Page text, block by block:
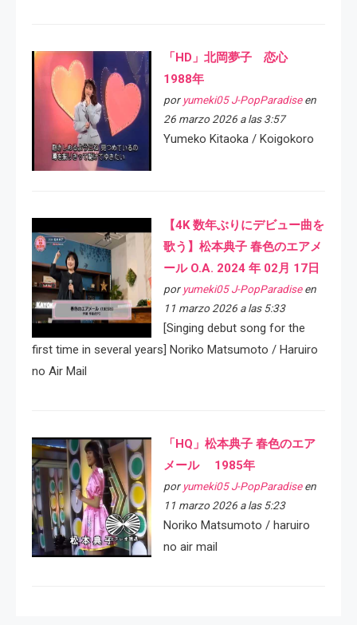
「HD」北岡夢子 恋心
1988年
por yumeki05 J-PopParadiseen
26 marzo 2026 a las 3:57
Yumeko Kitaoka / Koigokoro
【4K 数年ぶりにデビュー曲を
歌う】松本典子 春色のエアメ
ール O.A. 2024 年 02月 17日
por yumeki05 J-PopParadiseen
11 marzo 2026 a las 5:33
[Singing debut song for the
first time in several years] Noriko Matsumoto / Haruiro
no Air Mail
「HQ」松本典子 春色のエア
メール 1985年
por yumeki05 J-PopParadiseen
11 marzo 2026 a las 5:23
Noriko Matsumoto / haruiro
no air mail